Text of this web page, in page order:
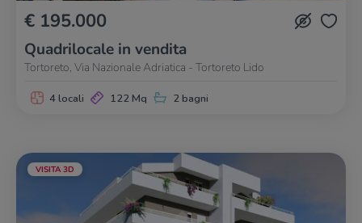
€ 195.000
Quadrilocale in vendita
Tortoreto, Via Nazionale Adriatica - Tortoreto Lido
4 locali 122 Mq 2 bagni
VISITA 3D